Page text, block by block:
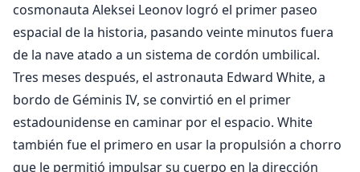
cosmonauta Aleksei Leonov logró el primer paseo
espacial de la historia, pasando veinte minutos fuera
de la nave atado a un sistema de cordón umbilical.
Tres meses después, el astronauta Edward White, a
bordo de Géminis IV, se convirtió en el primer
estadounidense en caminar por el espacio. White
también fue el primero en usar la propulsión a chorro
que le permitió impulsar su cuerpo en la dirección